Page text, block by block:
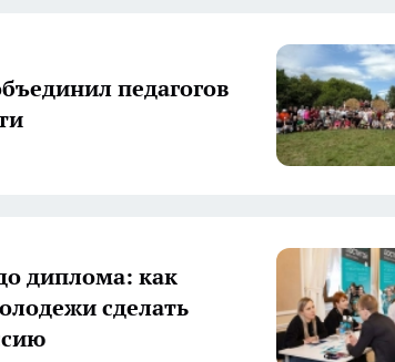
педагогов
диплома: как
сделать